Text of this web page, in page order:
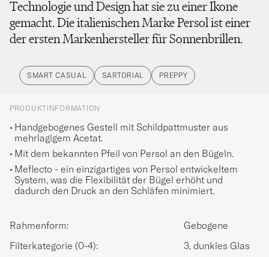
Technologie und Design hat sie zu einer Ikone
gemacht. Die italienischen Marke Persol ist einer
der ersten Markenhersteller für Sonnenbrillen.
SMART CASUAL SARTORIAL PREPPY
PRODUKTINFORMATION
Handgebogenes Gestell mit Schildpattmuster aus
mehrlagigem Acetat.
Mit dem bekannten Pfeil von Persol an den Bügeln.
Meflecto - ein einzigartiges von Persol entwickeltem
System, was die Flexibilität der Bügel erhöht und
dadurch den Druck an den Schläfen minimiert.
Rahmenform:
Gebogene
Filterkategorie (0-4):
3, dunkles Glas